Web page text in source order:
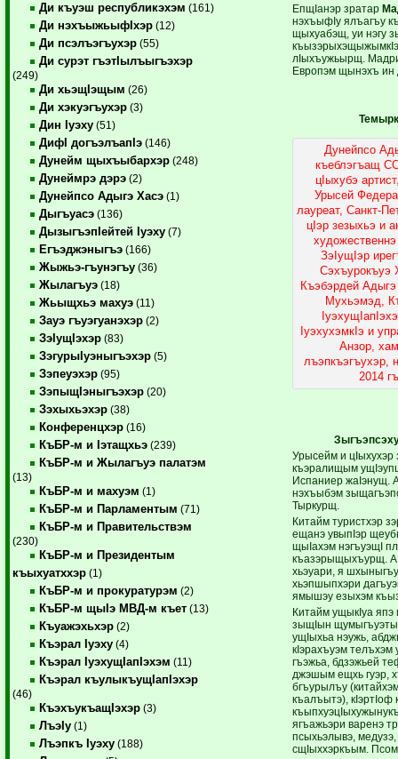
Ди къуэш республикэхэм (161)
Ди нэхъыжьыфIхэр (12)
Ди псэлъэгъухэр (55)
Ди сурэт гъэтIылъыгъэхэр
(249)
Ди хьэщIэщым (26)
Ди хэкуэгъухэр (3)
Дин Iуэху (51)
ДифI догъэлъапIэ (146)
Дунейм щыхъыбархэр (248)
Дунеймрэ дэрэ (2)
Дунейпсо Адыгэ Хасэ (1)
Дыгъуасэ (136)
ДызыгъэпIейтей Iуэху (7)
Егъэджэныгъэ (166)
Жыжьэ-гъунэгъу (36)
Жылагъуэ (18)
Жьыщхьэ махуэ (11)
Зауэ гъуэгуанэхэр (2)
ЗэIущIэхэр (83)
ЗэгурыIуэныгъэхэр (5)
Зэпеуэхэр (95)
ЗэпыщIэныгъэхэр (20)
Зэхыхьэхэр (38)
Конференцхэр (16)
КъБР-м и Iэтащхьэ (239)
КъБР-м и Жылагъуэ палатэм
(13)
КъБР-м и махуэм (1)
КъБР-м и Парламентым (71)
КъБР-м и Правительствэм
(230)
КъБР-м и Президентым
къыхуатххэр (1)
КъБР-м и прокуратурэм (2)
КъБР-м щыIэ МВД-м къет (13)
Къуажэхьхэр (2)
Къэрал Iуэху (4)
Къэрал IуэхущIапIэхэм (11)
Къэрал къулыкъущIапIэхэр
(46)
КъэхъукъащIэхэр (3)
ЛъэIу (1)
Лъэпкъ Iуэху (188)
ЕпщIанэр зратар
нэхъыфIу ялъагъу
щыхуабэщ, уи нэгу
лIыхъужьырщ.
Европэм щынэхъ
Дунейпсо
къеблэгъащ
цIыхубэ
Урысей
лауреат, Санкт-
цIэр зезыхьэ и
ЗэIущIэр
Сэхъурокъуэ
Къэбэрдей
Мухьэмэд,
IуэхухэмкIэ и
Анзор,
лъэпкъэгъухэр,
2014
Урысейм и цIыхухэр
къэралищым
Испаниер жаIэнущ.
нэхъыбэм
Тыркурщ.
Китайм туристхэр
ещанэ увыпIэр
щыIахэм нэгъуэщI
къазэрыщыхъурщ. А
хьэуари, я
хьэпшыпхэри
ямышэу езыхэм
Китайм ущыкIуа
зыщIын
ущIыхьа нэужь,
кIэрахъуэм телъхэм
гъэжьа, бдзэжьей
джэшым ещхь гуэр,
бгъурылъу
къалъытэ), кIэртIоф
ягъажьэри варенэ
псыхьэлывэ, медузэ,
сщIыххэркъым.